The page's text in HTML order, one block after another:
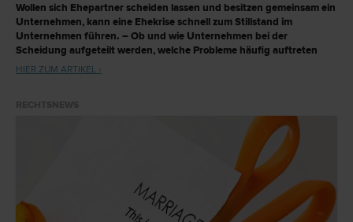
Wollen sich Ehepartner scheiden lassen und besitzen gemeinsam ein
Unternehmen, kann eine Ehekrise schnell zum Stillstand im
Unternehmen führen. – Ob und wie Unternehmen bei der
Scheidung aufgeteilt werden, welche Probleme häufig auftreten
und wie man sie präventiv abwenden kann, erklärt der renommierte
Scheidungsexperte und Wirtschaftsanwalt Dr. Martin Preslmayr im
HIER ZUM ARTIKEL ›